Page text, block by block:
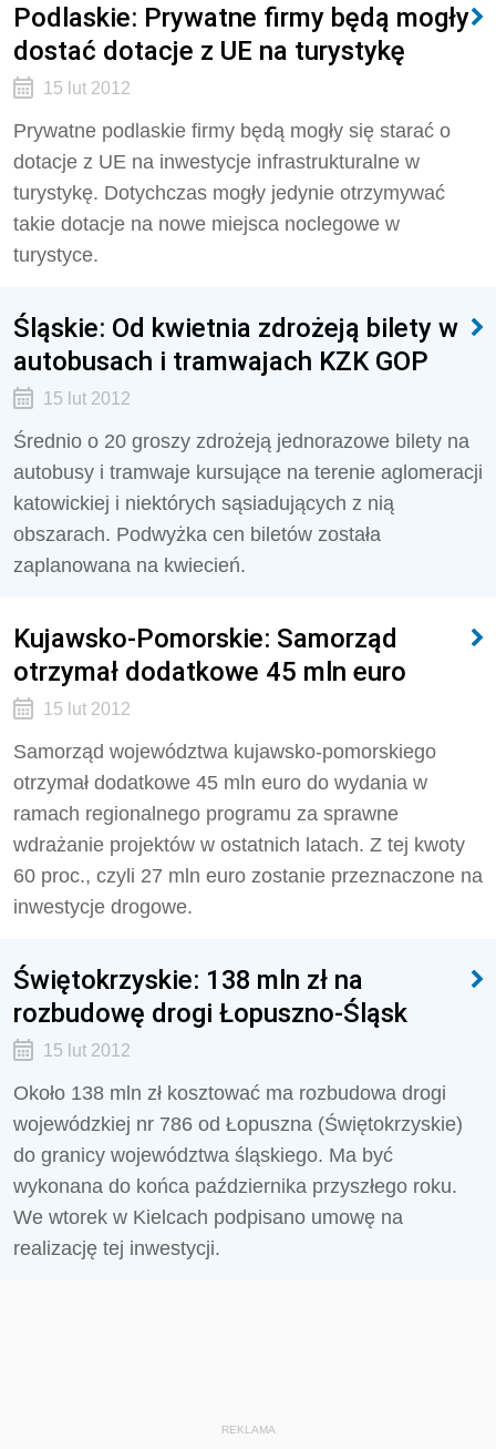
Podlaskie: Prywatne firmy będą mogły
dostać dotacje z UE na turystykę
15 lut 2012
Prywatne podlaskie firmy będą mogły się starać o
dotacje z UE na inwestycje infrastrukturalne w
turystykę. Dotychczas mogły jedynie otrzymywać
takie dotacje na nowe miejsca noclegowe w
turystyce.
Śląskie: Od kwietnia zdrożeją bilety w
autobusach i tramwajach KZK GOP
15 lut 2012
Średnio o 20 groszy zdrożeją jednorazowe bilety na
autobusy i tramwaje kursujące na terenie aglomeracji
katowickiej i niektórych sąsiadujących z nią
obszarach. Podwyżka cen biletów została
zaplanowana na kwiecień.
Kujawsko-Pomorskie: Samorząd
otrzymał dodatkowe 45 mln euro
15 lut 2012
Samorząd województwa kujawsko-pomorskiego
otrzymał dodatkowe 45 mln euro do wydania w
ramach regionalnego programu za sprawne
wdrażanie projektów w ostatnich latach. Z tej kwoty
60 proc., czyli 27 mln euro zostanie przeznaczone na
inwestycje drogowe.
Świętokrzyskie: 138 mln zł na
rozbudowę drogi Łopuszno-Śląsk
15 lut 2012
Około 138 mln zł kosztować ma rozbudowa drogi
wojewódzkiej nr 786 od Łopuszna (Świętokrzyskie)
do granicy województwa śląskiego. Ma być
wykonana do końca października przyszłego roku.
We wtorek w Kielcach podpisano umowę na
realizację tej inwestycji.
REKLAMA